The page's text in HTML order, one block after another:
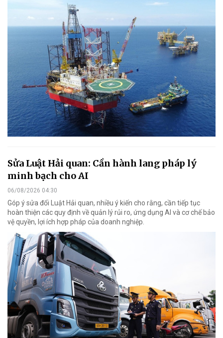
Sửa Luật Hải quan: Cần hành lang pháp lý
minh bạch cho AI
06/08/2026 04:30
Góp ý sửa đổi Luật Hải quan, nhiều ý kiến cho rằng, cần tiếp tục
hoàn thiện các quy định về quản lý rủi ro, ứng dụng AI và cơ chế bảo
vệ quyền, lợi ích hợp pháp của doanh nghiệp.